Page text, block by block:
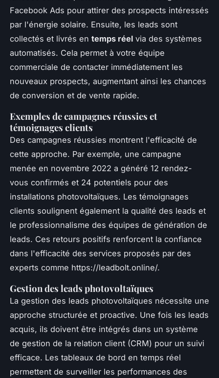
Facebook Ads pour attirer des prospects intéressés
par l'énergie solaire. Ensuite, les leads sont
collectés et livrés en temps réel via des systèmes
automatisés. Cela permet à votre équipe
commerciale de contacter immédiatement les
nouveaux prospects, augmentant ainsi les chances
de conversion et de vente rapide.
Exemples de campagnes réussies et
témoignages clients
Des campagnes réussies montrent l'efficacité de
cette approche. Par exemple, une campagne
menée en novembre 2022 a généré 12 rendez-
vous confirmés et 24 potentiels pour des
installations photovoltaïques. Les témoignages
clients soulignent également la qualité des leads et
le professionnalisme des équipes de génération de
leads. Ces retours positifs renforcent la confiance
dans l'efficacité des services proposés par des
experts comme https://leadbolt.online/.
Gestion des leads photovoltaïques
La gestion des leads photovoltaïques nécessite une
approche structurée et proactive. Une fois les leads
acquis, ils doivent être intégrés dans un système
de gestion de la relation client (CRM) pour un suivi
efficace. Les tableaux de bord en temps réel
permettent de surveiller les performances des